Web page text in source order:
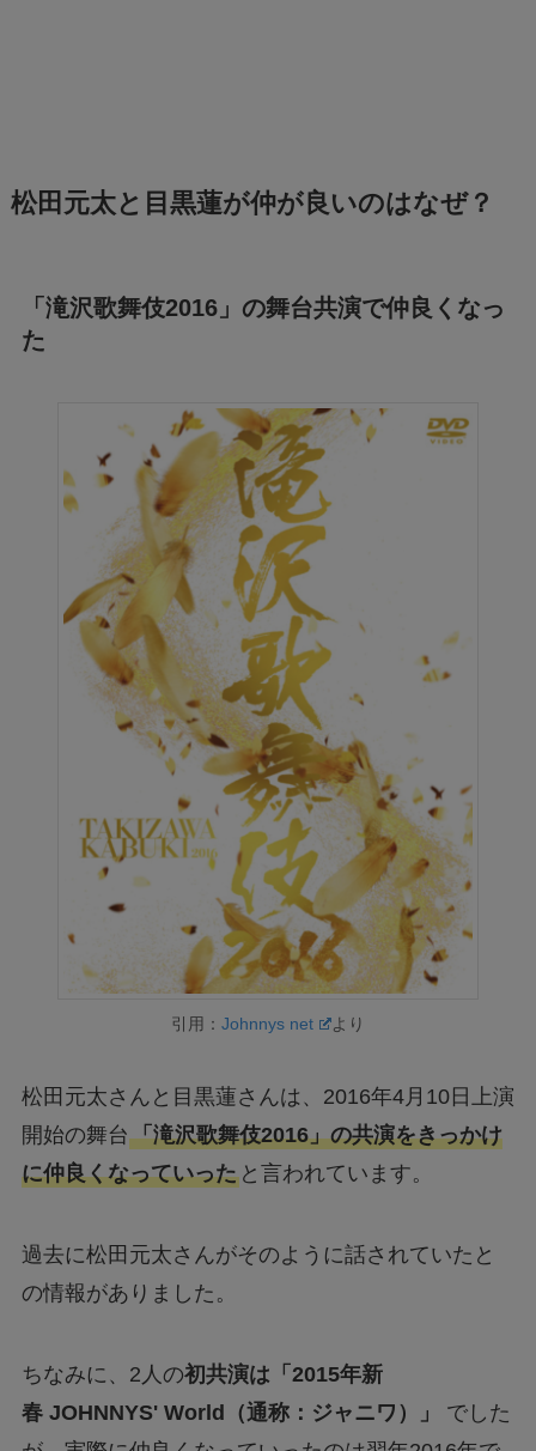
松田元太と目黒蓮が仲が良いのはなぜ？
「滝沢歌舞伎2016」の舞台共演で仲良くなっ
た
引用：Johnnys net より
松田元太さんと目黒蓮さんは、2016年4月10日上演
開始の舞台「滝沢歌舞伎2016」の共演をきっかけ
に仲良くなっていったと言われています。
過去に松田元太さんがそのように話されていたと
の情報がありました。
ちなみに、2人の初共演は「2015年新
春 JOHNNYS' World（通称：ジャニワ）」 でした